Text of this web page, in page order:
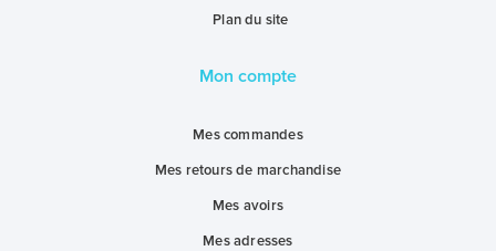
Plan du site
Mon compte
Mes commandes
Mes retours de marchandise
Mes avoirs
Mes adresses